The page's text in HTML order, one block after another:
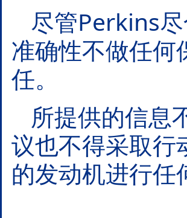
尽管Perkins
准确性不做任何
任。
所提供的信息
议也不得采取行
的发动机进行任